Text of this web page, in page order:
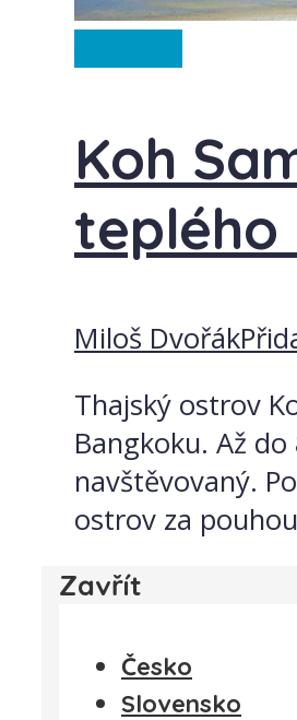
Koh
teplého
Miloš Dvořák
Thajský ostrov
Bangkoku. Až
navštěvovaný.
ostrov za
Zavřít
Česko
Slovensko